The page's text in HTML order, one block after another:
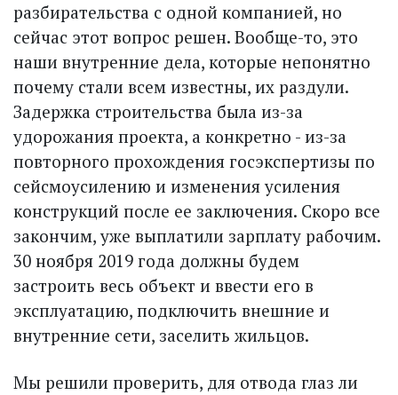
разбирательства с одной компанией, но
сейчас этот вопрос решен. Вообще-то, это
наши внутренние дела, которые непонятно
почему стали всем известны, их раздули.
Задержка строительства была из-за
удорожания проекта, а конкретно - из-за
повторного прохождения госэкспертизы по
сейсмоусилению и изменения усиления
конструкций после ее заключения. Скоро все
закончим, уже выплатили зарплату рабочим.
30 ноября 2019 года должны будем
застроить весь объект и ввести его в
эксплуатацию, подключить внешние и
внутренние сети, заселить жильцов.
Мы решили проверить, для отвода глаз ли